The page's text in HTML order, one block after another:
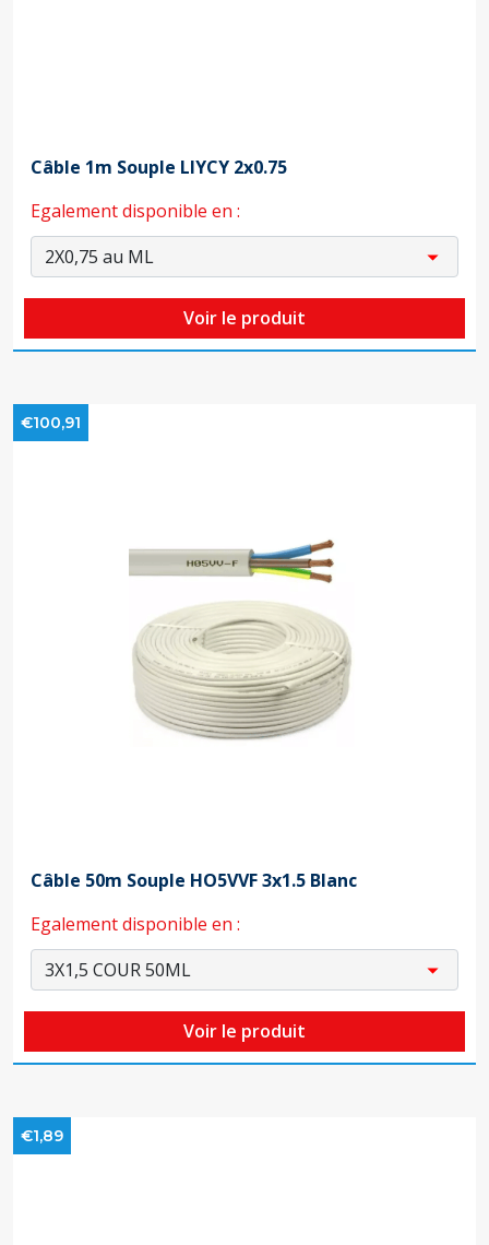
Câble 1m Souple LIYCY 2x0.75
Egalement disponible en :
Voir le produit
€100,91
Câble 50m Souple HO5VVF 3x1.5 Blanc
Egalement disponible en :
Voir le produit
€1,89